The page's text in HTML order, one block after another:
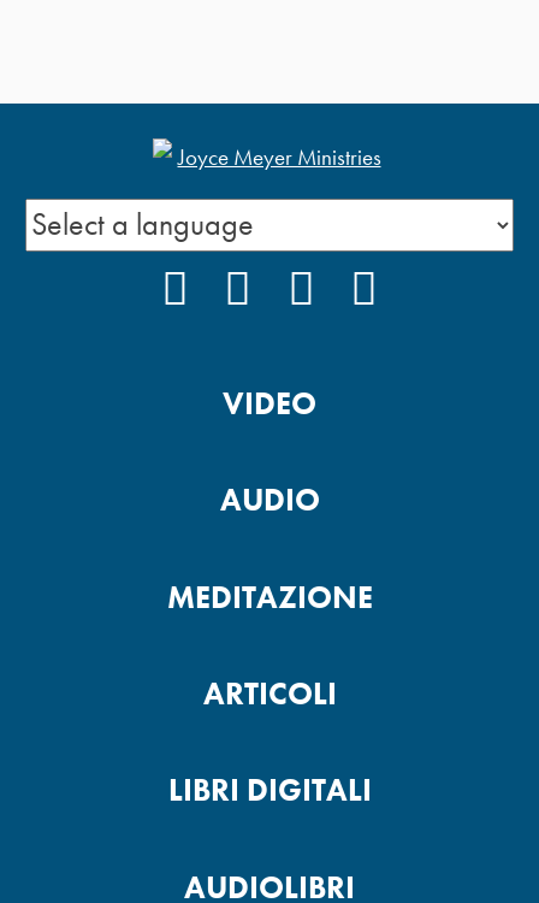
VIDEO
AUDIO
MEDITAZIONE
ARTICOLI
LIBRI DIGITALI
AUDIOLIBRI